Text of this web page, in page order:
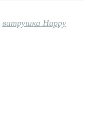
ватрушка Happy